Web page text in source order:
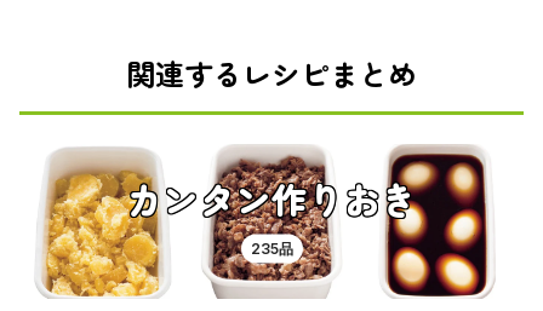
関連するレシピまとめ
カンタン作りおき
235品